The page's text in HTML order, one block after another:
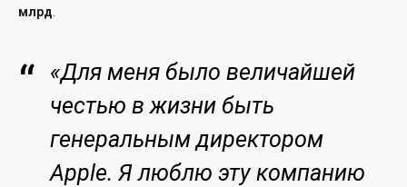
млрд
«Для меня было величайшей
честью в жизни быть
генеральным директором
Apple. Я люблю эту компанию